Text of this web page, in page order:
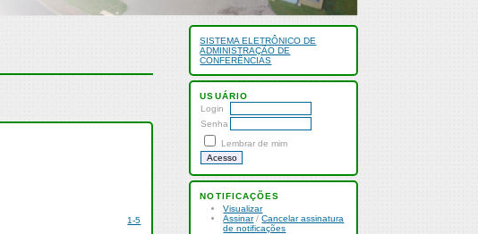
SISTEMA ELETRÔNICO DE
ADMINISTRAÇÃO DE
CONFERÊNCIAS
USUÁRIO
Login
Senha
Lembrar de mim
NOTIFICAÇÕES
Visualizar
Assinar/Cancelar assinatura
de notificações
1-5